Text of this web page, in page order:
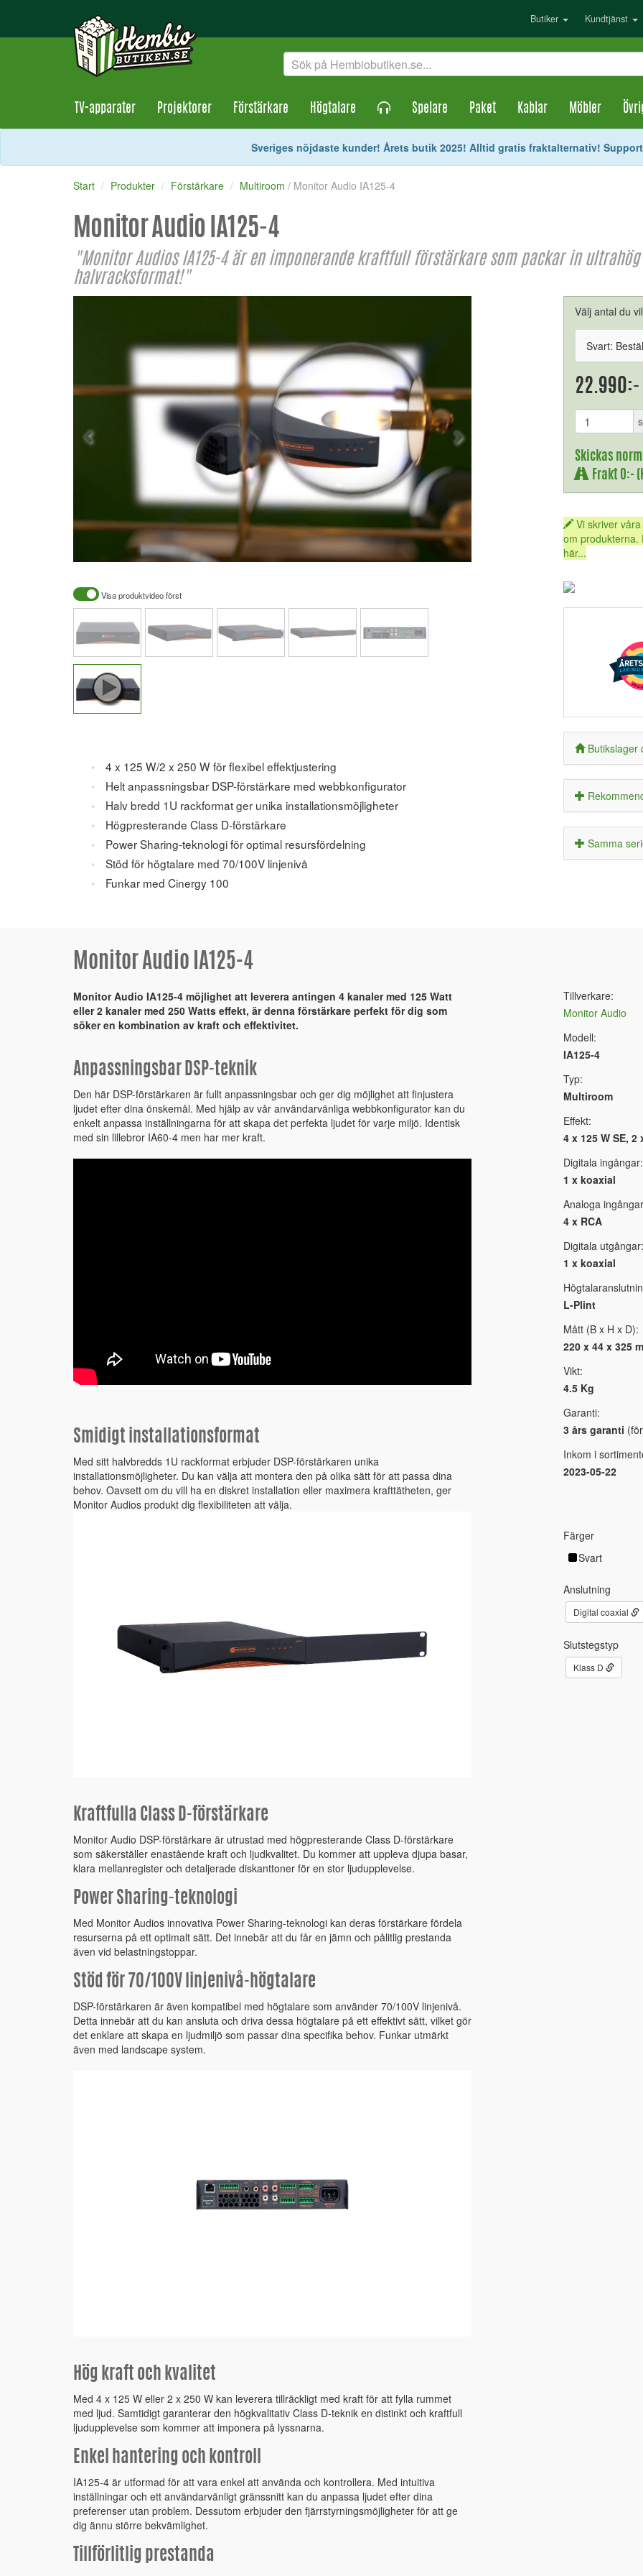
Butiker Kundtjänst
TV-apparater Projektorer Förstärkare Högtalare Spelare Paket Kablar Möbler
Sveriges nöjdaste kunder! Årets butik 2025! Alltid gratis fraktalternativ!
Start Produkter Förstärkare Multiroom / Monitor Audio IA125-4
Monitor Audio IA125-4
"Monitor Audios IA125-4 är en imponerande kraftfull förstärkare som packar in
halvracksformat!"
Visa produktvideo först
4 x 125 W/2 x 250 W för flexibel effektjustering
Helt anpassningsbar DSP-förstärkare med webbkonfigurator
Halv bredd 1U rackformat ger unika installationsmöjligheter
Högpresterande Class D-förstärkare
Power Sharing-teknologi för optimal resursfördelning
Stöd för högtalare med 70/100V linjenivå
Funkar med Cinergy 100
Välj antal du
Svart:
22.990:-
Skickas
Frakt 0:-
Vi skriver våra
om produkterna.
här...
Butikslager
Samma
Monitor Audio IA125-4
Monitor Audio IA125-4 möjlighet att leverera antingen 4 kanaler med 125 Watt
eller 2 kanaler med 250 Watts effekt, är denna förstärkare perfekt för dig som
söker en kombination av kraft och effektivitet.
Anpassningsbar DSP-teknik
Den här DSP-förstärkaren är fullt anpassningsbar och ger dig möjlighet att finjustera
ljudet efter dina önskemål. Med hjälp av vår användarvänliga webbkonfigurator kan du
enkelt anpassa inställningarna för att skapa det perfekta ljudet för varje miljö. Identisk
med sin lillebror IA60-4 men har mer kraft.
Smidigt installationsformat
Med sitt halvbredds 1U rackformat erbjuder DSP-förstärkaren unika
installationsmöjligheter. Du kan välja att montera den på olika sätt för att passa dina
behov. Oavsett om du vill ha en diskret installation eller maximera krafttätheten, ger
Monitor Audios produkt dig flexibiliteten att välja.
Kraftfulla Class D-förstärkare
Monitor Audio DSP-förstärkare är utrustad med högpresterande Class D-förstärkare
som säkerställer enastående kraft och ljudkvalitet. Du kommer att uppleva djupa basar,
klara mellanregister och detaljerade diskanttoner för en stor ljudupplevelse.
Power Sharing-teknologi
Med Monitor Audios innovativa Power Sharing-teknologi kan deras förstärkare fördela
resurserna på ett optimalt sätt. Det innebär att du får en jämn och pålitlig prestanda
även vid belastningstoppar.
Stöd för 70/100V linjenivå-högtalare
DSP-förstärkaren är även kompatibel med högtalare som använder 70/100V linjenivå.
Detta innebär att du kan ansluta och driva dessa högtalare på ett effektivt sätt, vilket gör
det enklare att skapa en ljudmiljö som passar dina specifika behov. Funkar utmärkt
även med landscape system.
Hög kraft och kvalitet
Med 4 x 125 W eller 2 x 250 W kan leverera tillräckligt med kraft för att fylla rummet
med ljud. Samtidigt garanterar den högkvalitativ Class D-teknik en distinkt och kraftfull
ljudupplevelse som kommer att imponera på lyssnarna.
Enkel hantering och kontroll
IA125-4 är utformad för att vara enkel att använda och kontrollera. Med intuitiva
inställningar och ett användarvänligt gränssnitt kan du anpassa ljudet efter dina
preferenser utan problem. Dessutom erbjuder den fjärrstyrningsmöjligheter för att ge
dig ännu större bekvämlighet.
Tillförlitlig prestanda
Tillverkare:
Monitor Audio
Modell:
IA125-4
Typ:
Multiroom
Effekt:
4 x 125 W SE, 2
Digitala ingångar:
1 x koaxial
Analoga
4 x RCA
Digitala utgångar:
1 x koaxial
L-Plint
Mått (B x H x D):
220 x 44 x 325
Vikt:
4.5 Kg
Garanti:
3 års garanti
Inkom i
2023-05-22
Färger
Svart
Anslutning
Digital coaxial
Slutstegstyp
Klass D